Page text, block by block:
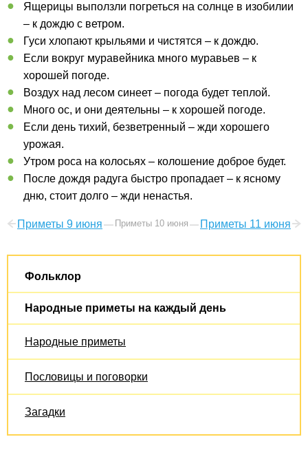
Ящерицы выползли погреться на солнце в изобилии
– к дождю с ветром.
Гуси хлопают крыльями и чистятся – к дождю.
Если вокруг муравейника много муравьев – к
хорошей погоде.
Воздух над лесом синеет – погода будет теплой.
Много ос, и они деятельны – к хорошей погоде.
Если день тихий, безветренный – жди хорошего
урожая.
Утром роса на колосьях – колошение доброе будет.
После дождя радуга быстро пропадает – к ясному
дню, стоит долго – жди ненастья.
Приметы 9 июня Приметы 10 июня Приметы 11 июня
Фольклор
Народные приметы на каждый день
Народные приметы
Пословицы и поговорки
Загадки